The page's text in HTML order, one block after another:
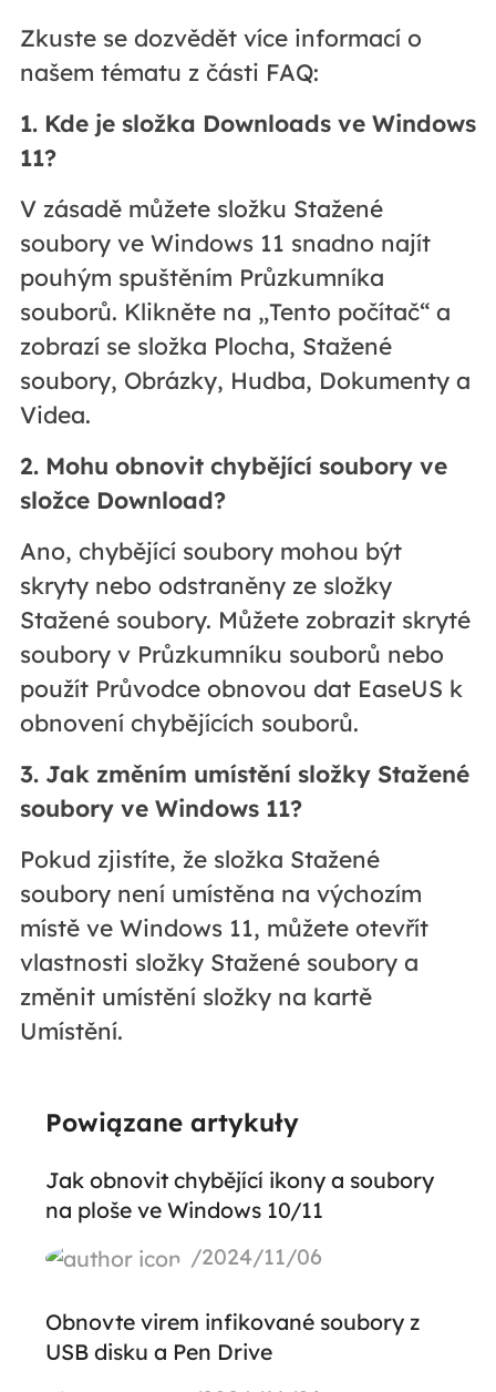
Zkuste se dozvědět více informací o
našem tématu z části FAQ:
1. Kde je složka Downloads ve Windows
11?
V zásadě můžete složku Stažené
soubory ve Windows 11 snadno najít
pouhým spuštěním Průzkumníka
souborů. Klikněte na „Tento počítač“ a
zobrazí se složka Plocha, Stažené
soubory, Obrázky, Hudba, Dokumenty a
Videa.
2. Mohu obnovit chybějící soubory ve
složce Download?
Ano, chybějící soubory mohou být
skryty nebo odstraněny ze složky
Stažené soubory. Můžete zobrazit skryté
soubory v Průzkumníku souborů nebo
použít Průvodce obnovou dat EaseUS k
obnovení chybějících souborů.
3. Jak změním umístění složky Stažené
soubory ve Windows 11?
Pokud zjistíte, že složka Stažené
soubory není umístěna na výchozím
místě ve Windows 11, můžete otevřít
vlastnosti složky Stažené soubory a
změnit umístění složky na kartě
Umístění.
Powiązane artykuły
Jak obnovit chybějící ikony a soubory
na ploše ve Windows 10/11
/2024/11/06
Obnovte virem infikované soubory z
USB disku a Pen Drive